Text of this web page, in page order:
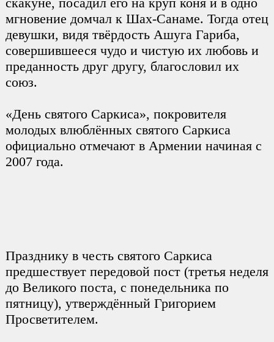
мгновение домчал к Шах-Санаме. Тогда отец
девушки, видя твёрдость Ашуга Гариба,
совершившееся чудо и чистую их любовь и
преданность друг другу, благословил их
союз.
«День святого Саркиса», покровителя
молодых влюблённых святого Саркиса
официально отмечают в Армении начиная с
2007 года.
Празднику в честь святого Саркиса
предшествует передовой пост (третья неделя
до Великого поста, с понедельника по
пятницу), утверждённый Григорием
Просветителем.